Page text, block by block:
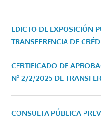
EDICTO DE EXPOSICIÓN
TRANSFERENCIA DE
CERTIFICADO DE
Nº 2/2/2025 DE
CONSULTA PÚBLICA